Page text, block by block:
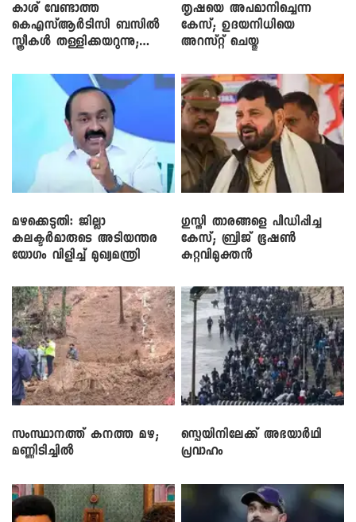
കാശ് വേണ്ടാത്ത
കെഎസ്ആർടിസി ബസിൽ
സ്ത്രീകൾ തള്ളിക്കയറുന്നു;
തൃഷയെ അപമാനിച്ചെന്ന
കേസ്; ഉദയനിധിയെ
അറസ്റ്റ് ചെയ്തു
മഴക്കെടുതി: ജില്ലാ
കലക്ടർമാരുടെ അടിയന്തര
യോഗം വിളിച്ച് മുഖ്യമന്ത്രി
​ഗുസ്തി താരങ്ങളെ പീഡിപ്പിച്ച
കേസ്; ബ്രിജ് ഭൂഷൺ
കുറ്റവിമുക്തൻ
സംസ്ഥാനത്ത് കനത്ത മഴ;
മണ്ണിടിച്ചിൽ
സ്പെയിനിലേക്ക് അഭയാർഥി
പ്രവാഹം